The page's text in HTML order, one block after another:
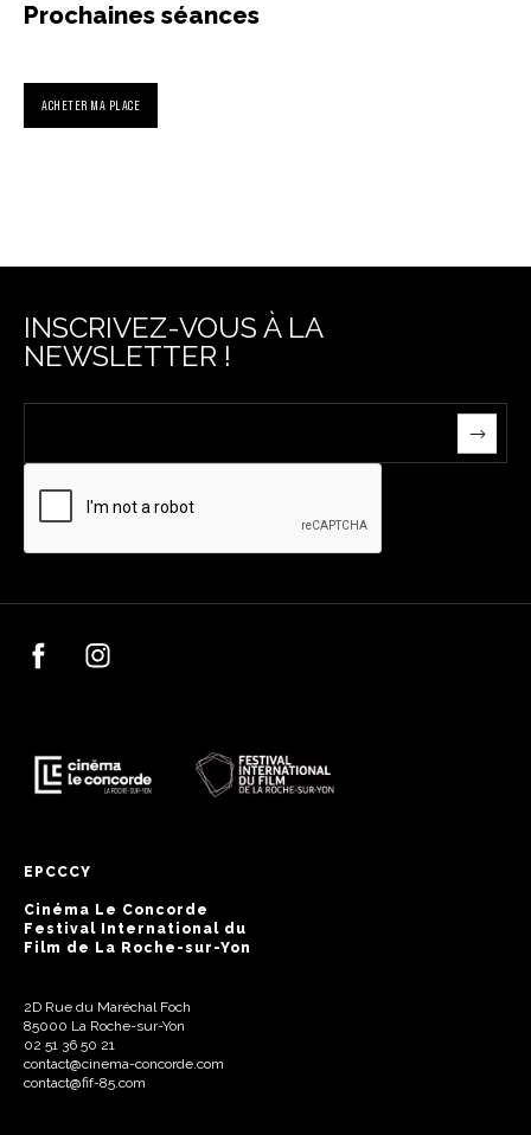
Prochaines séances
ACHETER MA PLACE
INSCRIVEZ-VOUS À LA
NEWSLETTER !
EPCCCY
Cinéma Le Concorde
Festival International du
Film de La Roche-sur-Yon
2D Rue du Maréchal Foch
85000 La Roche-sur-Yon
02 51 36 50 21
contact@cinema-concorde.com
contact@fif-85.com